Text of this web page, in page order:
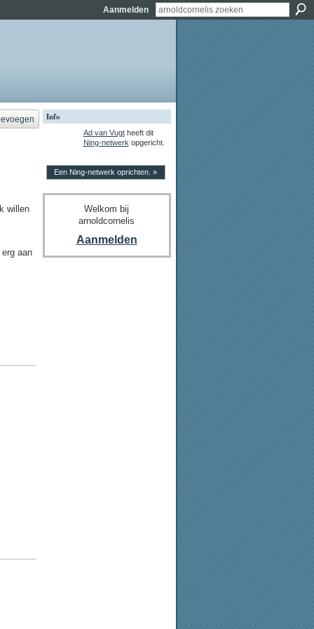
Aanmelden
willen
aan
Info
Ad van Vugtheeft dit
Ning-netwerk opgericht.
Een Ning-netwerk oprichten. »
Welkom bij
arnoldcornelis
Aanmelden